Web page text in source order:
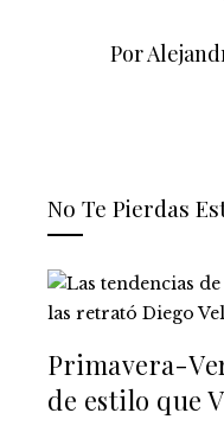
Por
No Te Pierdas
Primavera-
de estilo que